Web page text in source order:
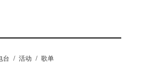
台 / 活动 / 歌单